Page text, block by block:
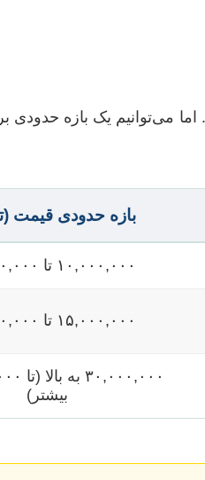
می‌توانیم یک بازه
بازه حدودی قیمت
۱۰,۰۰۰,۰۰۰ تا ۳۰,۰۰۰,۰۰۰
۱۵,۰۰۰,۰۰۰ تا ۵۰,۰۰۰,۰۰۰
بیشتر)